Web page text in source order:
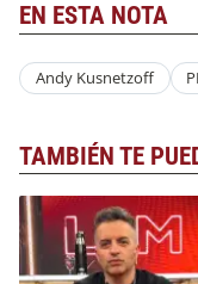
EN ESTA NOTA
Andy Kusnetzoff
TAMBIÉN TE